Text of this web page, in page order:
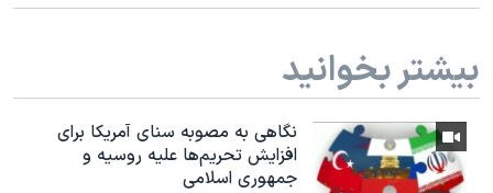
بیشتر بخوانید
نگاهی به مصوبه سنای آمریکا برای
افزایش تحریم‌ها علیه روسیه و
جمهوری اسلامی